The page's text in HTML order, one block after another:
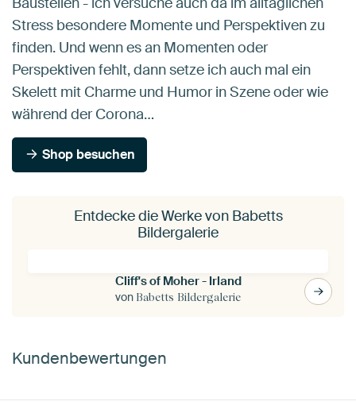
Stress besondere Momente und Perspektiven zu
finden. Und wenn es an Momenten oder
Perspektiven fehlt, dann setze ich auch mal ein
Skelett mit Charme und Humor in Szene oder wie
während der Corona…
Shop besuchen
Entdecke die Werke von Babetts
Bildergalerie
Cliff's of Moher - Irland
von Babetts Bildergalerie
Kundenbewertungen